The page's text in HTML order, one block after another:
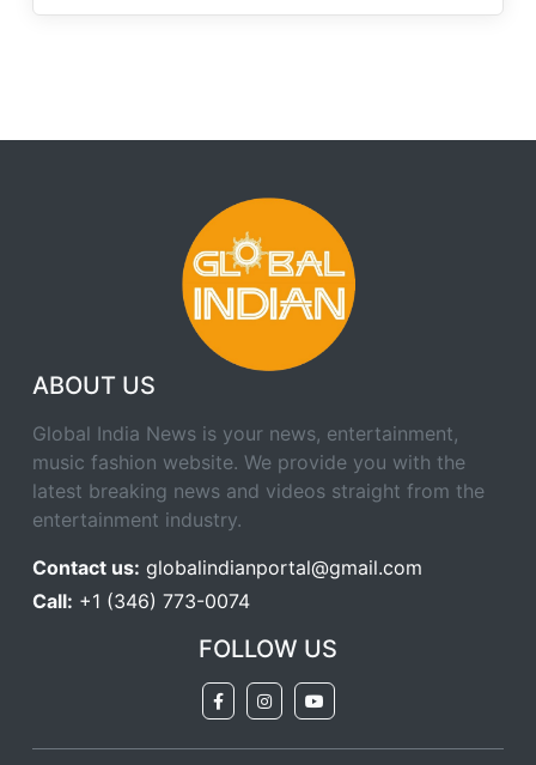
ABOUT US
Global India News is your news, entertainment,
music fashion website. We provide you with the
latest breaking news and videos straight from the
entertainment industry.
Contact us: globalindianportal@gmail.com
Call: +1 (346) 773-0074
FOLLOW US